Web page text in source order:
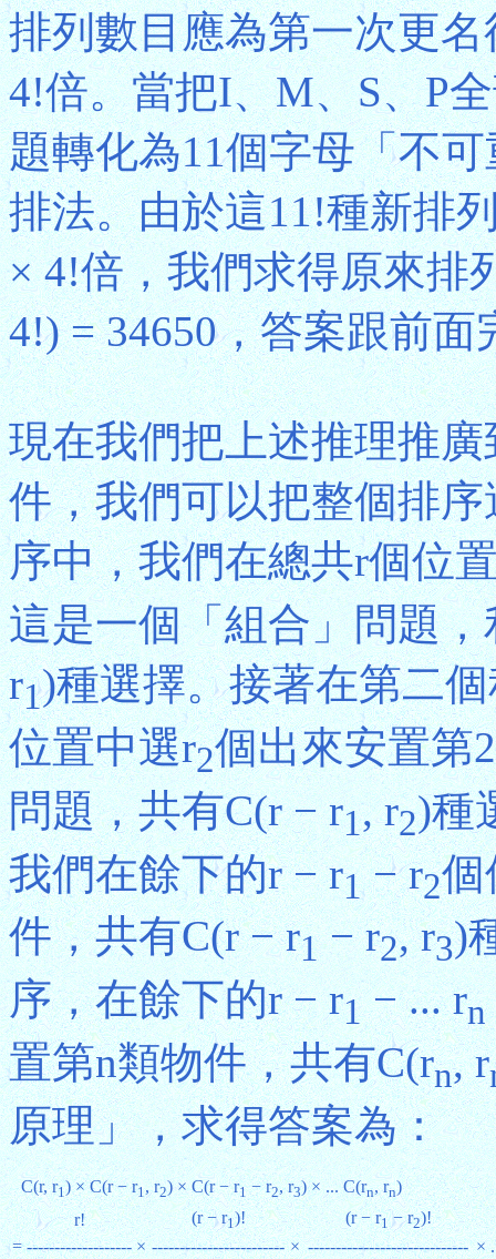
排列數目應為第一次更
4!倍。當把I、M、S、P
題轉化為11個字母「不
排法。由於這11!種新排
× 4!倍，我們求得原來排
4!) = 34650，答案跟前面
現在我們把上述推理推
件，我們可以把整個排
序中，我們在總共r個位
這是一個「組合」問題
r1)種選擇。接著在第二
位置中選r2個出來安置第
問題，共有C(r − r1, r2)種
我們在餘下的r − r1− r2個
件，共有C(r − r1− r2, r3)
序，在餘下的r − r1− ... rn
置第n類物件，共有C(rn, r
原理」，求得答案為：
C(r, r1) × C(r − r1, r2) × C(r − r1− r2, r3) × ... C(rn, rn)
r!
(r − r1)! (r − r1− r2)!
= ------------------- × ------------------------ × ----------------------------- ×